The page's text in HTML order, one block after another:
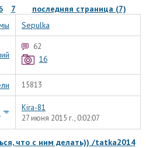
7
последняя страница (7)
Sepulka
62
16
15813
Kira-81
27 июня 2015 г., 0:02:07
что с ним делать)) /tatka2014